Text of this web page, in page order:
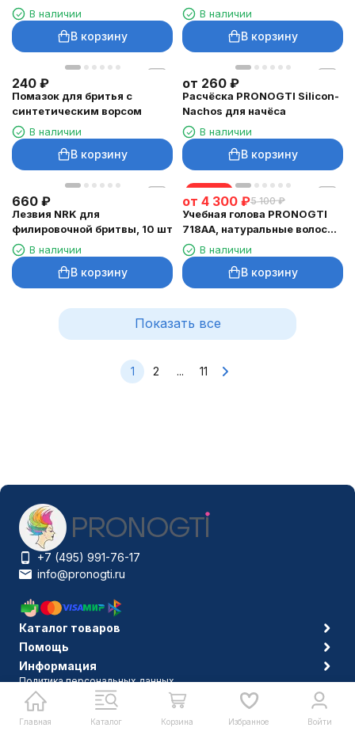
В наличии
В корзину
В наличии
В корзину
240 ₽
Помазок для бритья с
синтетическим ворсом
В наличии
В корзину
от 260 ₽
Расчёска PRONOGTI Silicon-
Nachos для начёса
В наличии
В корзину
660 ₽
Лезвия NRK для
филировочной бритвы, 10 шт
В наличии
В корзину
скидка
от 4 300 ₽5 100 ₽
Учебная голова PRONOGTI
718AA, натуральные волосы
45–55 см
В наличии
В корзину
Показать все
1 2 ... 11
Главная Каталог Корзина Избранное Войти
+7 (495) 991-76-17
info@pronogti.ru
Каталог товаров
Помощь
Информация
Политика персональных данных
© 2006-2026 Pronogti.ru